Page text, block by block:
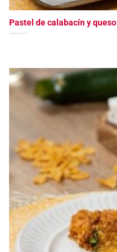
Pastel de calabacín y queso